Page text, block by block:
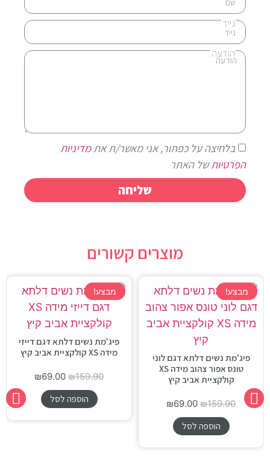
נייד
הודעה
בלחיצה על כפתור, אני מאשר/ת אתמדיניות
הפרטיותשל האתר
שליחה
מוצרים קשורים
מבצע!
פיג'מת נשים דלתא דגם לוני
טונס אפור צהוב מידה XS
קולקציית אביב קיץ
₪159.90
₪69.00
הוספה לסל
מבצע!
פיג'מת נשים דלתא דגם דייזי
מידה XS קולקציית אביב קיץ
₪159.90
₪69.00
הוספה לסל